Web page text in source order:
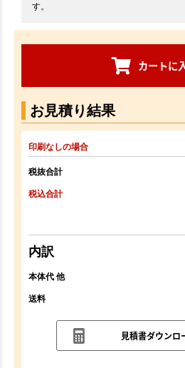
す。
カートに
お見積り結果
印刷なしの場合
税抜合計
税込合計
内訳
本体代 他
送料
見積書ダウンロ